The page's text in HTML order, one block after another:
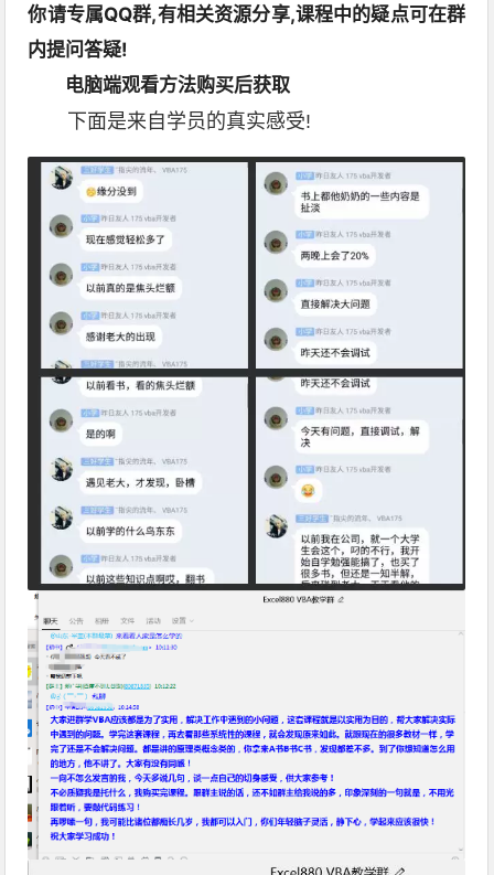
你请专属QQ群,有相关资源分享,课程中的疑点可在群
内提问答疑!
电脑端观看方法购买后获取
下面是来自学员的真实感受!